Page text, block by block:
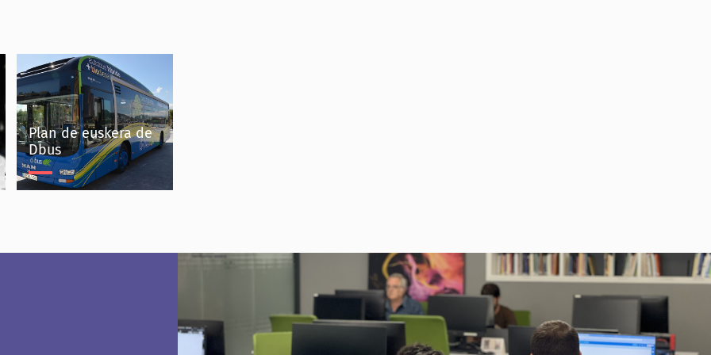
Plan de euskera de
Dbus